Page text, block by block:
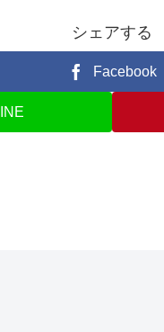
シェアする
Facebook